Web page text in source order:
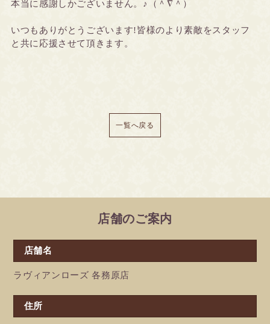
本当に感謝しかございません。♪（＾∇＾）
いつもありがとうございます!皆様のより素敵をスタッフ
と共に応援させて頂きます。
一覧へ戻る
店舗のご案内
店舗名
ラヴィアンローズ 各務原店
住所